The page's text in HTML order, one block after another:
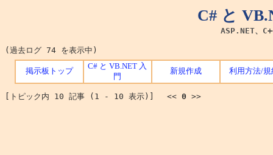
C# と
ASP.NET、
(過去ログ 74 を表示中)
掲示板トップ
C# と VB.NET 入
門
新規作成 利用方法/規
[トピック内 10 記事 (1 - 10 表示)] << 0 >>